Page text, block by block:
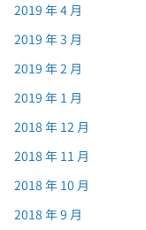
2019 年 4 月
2019 年 3 月
2019 年 2 月
2019 年 1 月
2018 年 12 月
2018 年 11 月
2018 年 10 月
2018 年 9 月